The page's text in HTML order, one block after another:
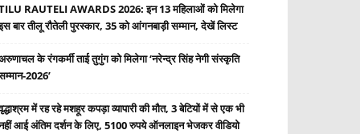
RAUTELI AWARDS 2026: इन 13 महिलाओं को मिलेगा
बार तीलू रौतेली पुरस्कार, 35 को आंगनबाड़ी सम्मान, देखें लिस्ट
के रंगकर्मी ताई तुगुंग को मिलेगा ‘नरेन्द्र सिंह नेगी संस्कृति
2026’
में रह रहे मशहूर कपड़ा व्यापारी की मौत, 3 बेटियों में से एक भी
आई अंतिम दर्शन के लिए, 5100 रुपये ऑनलाइन भेजकर वीडियो